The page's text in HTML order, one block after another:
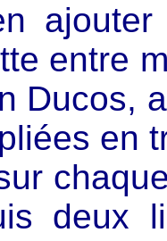
entre
Ducos,
en
deux